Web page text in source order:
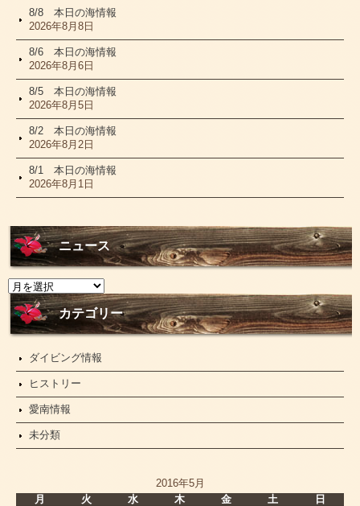
8/8 本日の海情報
2026年8月8日
8/6 本日の海情報
2026年8月6日
8/5 本日の海情報
2026年8月5日
8/2 本日の海情報
2026年8月2日
8/1 本日の海情報
2026年8月1日
ニュース
ニ
ュ
ー
カテゴリー
ダイビング情報
ヒストリー
愛南情報
未分類
2016年5月
月
火 水 木 金 土
日